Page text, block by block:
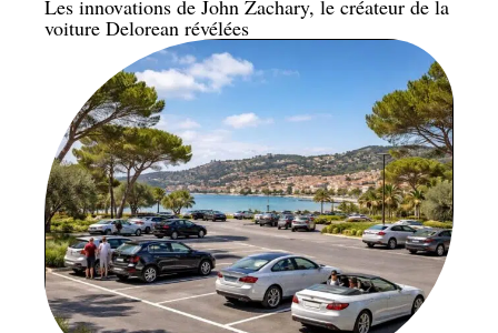
Les innovations de John Zachary, le créateur de la
voiture Delorean révélées